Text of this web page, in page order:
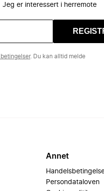
Jeg er interessert i herremote
. Du kan alltid melde
Annet
Persondataloven